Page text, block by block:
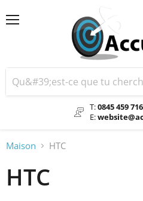
T:0845 459
E:
Maison HTC
HTC